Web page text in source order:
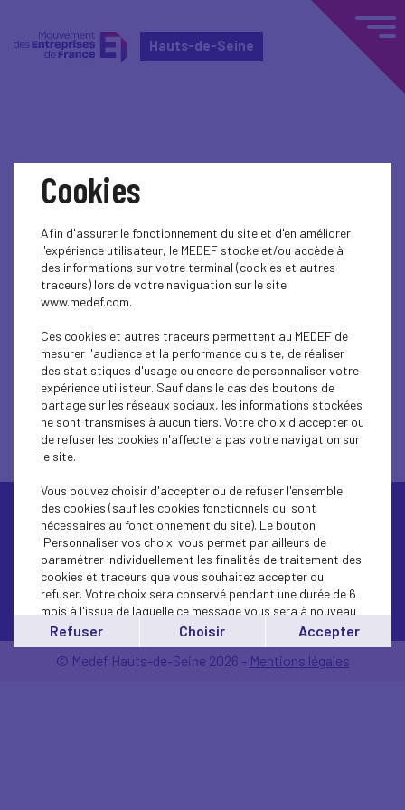
Hauts-de-Seine
Événements nationaux
SUSTAINABLE DEVELOPMENT
Contactez-nous
© Medef Hauts-de-Seine 2026 - Mentions légales
Cookies
Afin d'assurer le fonctionnement du site et d'en améliorer
l'expérience utilisateur, le MEDEF stocke et/ou accède à
des informations sur votre terminal (cookies et autres
traceurs) lors de votre naviguation sur le site
www.medef.com.
Ces cookies et autres traceurs permettent au MEDEF de
mesurer l'audience et la performance du site, de réaliser
des statistiques d'usage ou encore de personnaliser votre
expérience utilisteur. Sauf dans le cas des boutons de
partage sur les réseaux sociaux, les informations stockées
ne sont transmises à aucun tiers. Votre choix d'accepter ou
de refuser les cookies n'affectera pas votre navigation sur
le site.
Vous pouvez choisir d'accepter ou de refuser l'ensemble
des cookies (sauf les cookies fonctionnels qui sont
nécessaires au fonctionnement du site). Le bouton
'Personnaliser vos choix' vous permet par ailleurs de
paramétrer individuellement les finalités de traitement des
cookies et traceurs que vous souhaitez accepter ou
refuser. Votre choix sera conservé pendant une durée de 6
mois à l'issue de laquelle ce message vous sera à nouveau
affiché..
Vous pouvez modifier votre choix à tout moment en
cliquant sur le lien'cookies'en bas de page.
Refuser Choisir Accepter